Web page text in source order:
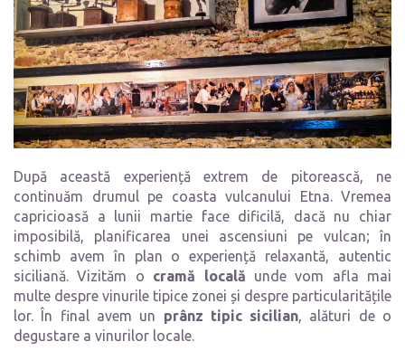
După această experiență extrem de pitorească, ne
continuăm drumul pe coasta vulcanului Etna. Vremea
capricioasă a lunii martie face dificilă, dacă nu chiar
imposibilă, planificarea unei ascensiuni pe vulcan; în
schimb avem în plan o experiență relaxantă, autentic
siciliană. Vizităm o cramă locală unde vom afla mai
multe despre vinurile tipice zonei și despre particularitățile
lor. În final avem un prânz tipic sicilian, alături de o
degustare a vinurilor locale.